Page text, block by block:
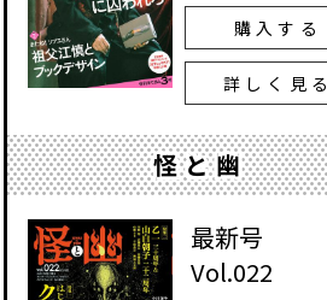
購入する
詳しく見る
怪と幽
最新号
Vol.022